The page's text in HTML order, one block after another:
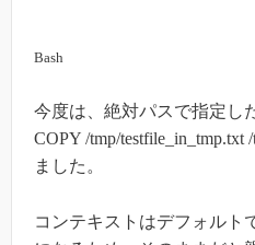
Bash
今度は、絶対パスで指定し
COPY /tmp/
ました。
コンテキストはデフォルト